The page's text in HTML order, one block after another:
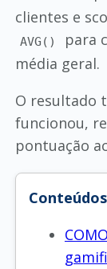
clientes e
AVG()
para
média geral.
O resultado
funcionou,
pontuação